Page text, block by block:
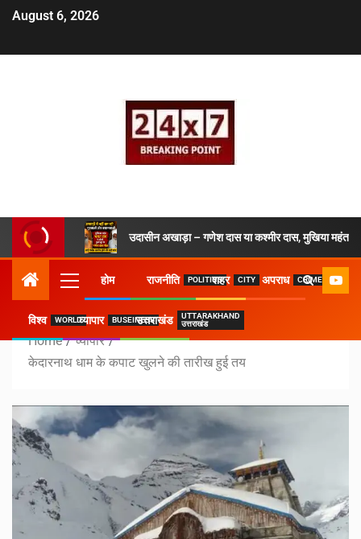
August 6, 2026
उदासीन अखाड़ा – गणेश दास या कश्मीर दास, मुखिया महंत ने
होम राजनीति POLITICSशहर CITY अपराध CRIME
विश्व WORLDव्यापार BUSEINESSउत्तराखंड
UTTARAKHAND
उत्तराखंड
Home
व्यापार
केदारनाथ धाम के कपाट खुलने की तारीख हुई तय